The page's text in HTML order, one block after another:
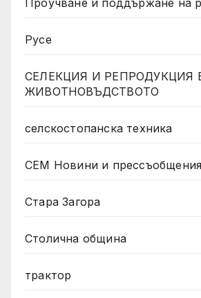
Проучване и поддържане на
Русе
СЕЛЕКЦИЯ И РЕПРОДУКЦИЯ
ЖИВОТНОВЪДСТВОТО
селскостопанска техника
СЕМ Новини и прессъобщения
Стара Загора
Столична община
трактор